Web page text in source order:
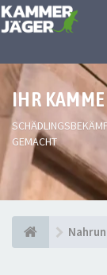
IHR
GEMACHT